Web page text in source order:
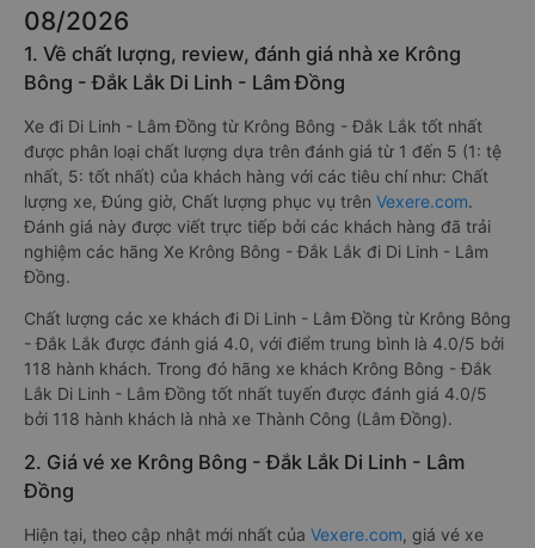
08/2026
1. Về chất lượng, review, đánh giá nhà xe Krông
Bông - Đắk Lắk Di Linh - Lâm Đồng
Xe đi Di Linh - Lâm Đồng từ Krông Bông - Đắk Lắk tốt nhất
được phân loại chất lượng dựa trên đánh giá từ 1 đến 5 (1: tệ
nhất, 5: tốt nhất) của khách hàng với các tiêu chí như: Chất
lượng xe, Đúng giờ, Chất lượng phục vụ trên Vexere.com.
Đánh giá này được viết trực tiếp bởi các khách hàng đã trải
nghiệm các hãng Xe Krông Bông - Đắk Lắk đi Di Linh - Lâm
Đồng.
Chất lượng các xe khách đi Di Linh - Lâm Đồng từ Krông Bông
- Đắk Lắk được đánh giá 4.0, với điểm trung bình là 4.0/5 bởi
118 hành khách. Trong đó hãng xe khách Krông Bông - Đắk
Lắk Di Linh - Lâm Đồng tốt nhất tuyến được đánh giá 4.0/5
bởi 118 hành khách là nhà xe Thành Công (Lâm Đồng).
2. Giá vé xe Krông Bông - Đắk Lắk Di Linh - Lâm
Đồng
Hiện tại, theo cập nhật mới nhất của Vexere.com, giá vé xe